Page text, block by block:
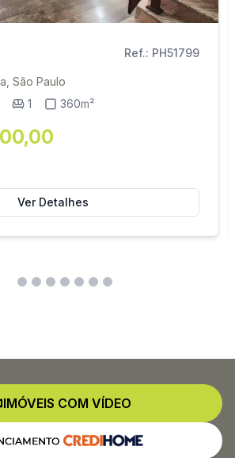
Ref.: PH51799
São Paulo
1 360m²
Ver Detalhes
IMÓVEIS COM VÍDEO